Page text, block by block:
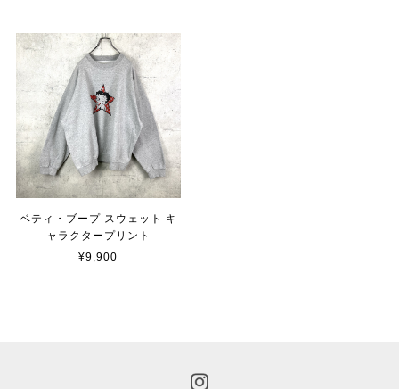
ベティ・ブープ スウェット キ
ャラクタープリント
¥9,900